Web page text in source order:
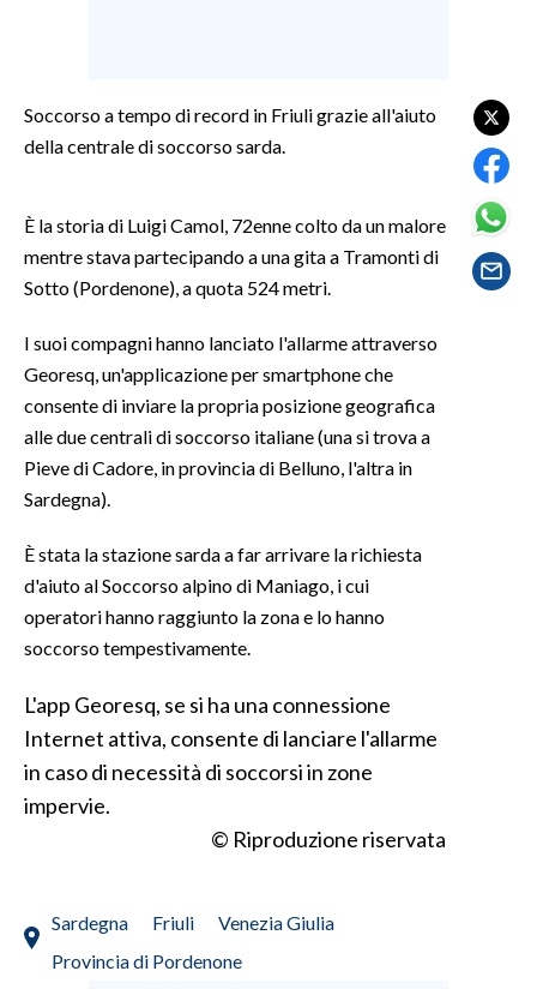
SPETTACOLI
SALUTE
SARDI NEL MONDO
NOTIZIE
#CARAUNIONE
3 MINUTI CON
INSULARITÀ
ABBONATI
NECROLOGI
Soccorso a tempo di record in Friuli grazie all'aiuto
della centrale di soccorso sarda.
È la storia di Luigi Camol, 72enne colto da un malore
mentre stava partecipando a una gita a Tramonti di
Sotto (Pordenone), a quota 524 metri.
I suoi compagni hanno lanciato l'allarme attraverso
Georesq, un'applicazione per smartphone che
consente di inviare la propria posizione geografica
alle due centrali di soccorso italiane (una si trova a
Pieve di Cadore, in provincia di Belluno, l'altra in
Sardegna).
È stata la stazione sarda a far arrivare la richiesta
d'aiuto al Soccorso alpino di Maniago, i cui
operatori hanno raggiunto la zona e lo hanno
soccorso tempestivamente.
L'app Georesq, se si ha una connessione
Internet attiva, consente di lanciare l'allarme
in caso di necessità di soccorsi in zone
impervie.
© Riproduzione riservata
Sardegna Friuli
Venezia Giulia
Provincia di Pordenone